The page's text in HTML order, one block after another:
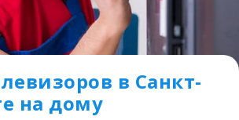
в Санкт-
на дому